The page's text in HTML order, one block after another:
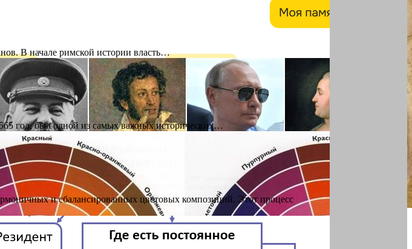
В начале римской истории власть…
год, был одной из самых важных исторических…
и сбалансированных цветовых композиций. Этот процесс